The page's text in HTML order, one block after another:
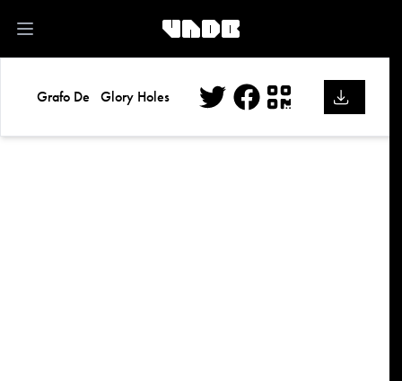
Open main menu
Grafo De Glory Holes
Facebook